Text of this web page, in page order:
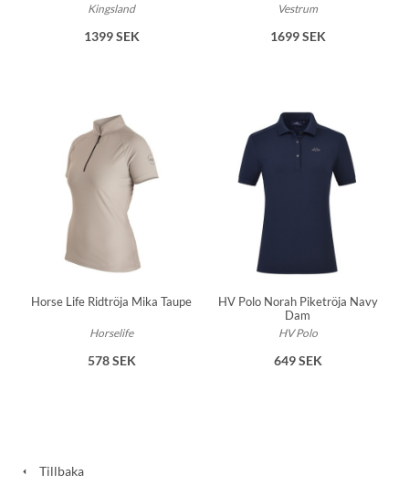
Kingsland
1399 SEK
Vestrum
1699 SEK
Horse Life Ridtröja Mika Taupe
Horselife
578 SEK
HV Polo Norah Piketröja Navy
Dam
HV Polo
649 SEK
Tillbaka